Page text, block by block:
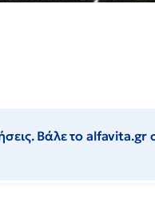
Βάλε το